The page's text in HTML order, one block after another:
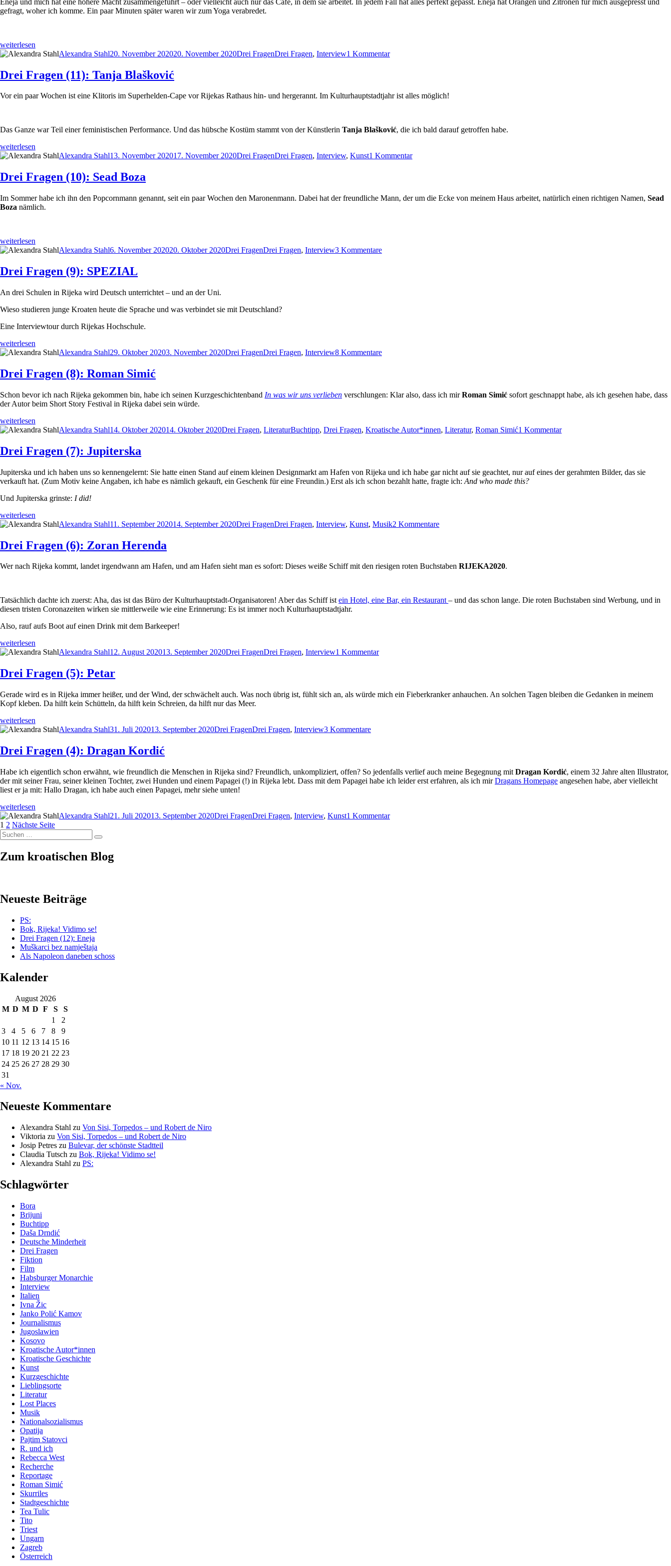
gefragt, woher ich komme. Ein paar Minuten später waren wir zum Yoga verabredet.
„Drei
Fragen
Eneja“
weiterlesen
Autor
Alexandra StahlVeröffentlicht
20. November 202020. November 2020Kategorien
Drei FragenSchlagwörter
Drei Fragen, Interview1 Kommentarzu
Drei Fragen (11): Tanja Blašković
Vor ein paar Wochen ist eine Klitoris im Superhelden-Cape vor Rijekas Rathaus hin- und hergerannt. Im Kulturhauptstadtjahr ist alles möglich!
Das Ganze war Teil einer feministischen Performance. Und das hübsche Kostüm stammt von der Künstlerin Tanja Blašković, die ich bald darauf getroffen habe.
„Drei
Fragen
Tanja
Blašković“
weiterlesen
Autor
Alexandra StahlVeröffentlicht
13. November 202017. November 2020Kategorien
Drei FragenSchlagwörter
Drei Fragen, Interview, Kunst1 Kommentarzu
Blašković
Drei Fragen (10): Sead Boza
Im Sommer habe ich ihn den Popcornmann genannt, seit ein paar Wochen den Maronenmann. Dabei hat der freundliche Mann, der um die Ecke von meinem Haus arbeitet, natürlich einen richtigen Namen, Sead
Boza nämlich.
„Drei
Fragen
Sead
Boza“
weiterlesen
Autor
Alexandra StahlVeröffentlicht
6. November 202020. Oktober 2020Kategorien
Drei FragenSchlagwörter
Drei Fragen, Interview3 Kommentarezu
Drei Fragen (9): SPEZIAL
An drei Schulen in Rijeka wird Deutsch unterrichtet – und an der Uni.
Wieso studieren junge Kroaten heute die Sprache und was verbindet sie mit Deutschland?
Eine Interviewtour durch Rijekas Hochschule.
„Drei
Fragen
SPEZIAL“
weiterlesen
Autor
Alexandra StahlVeröffentlicht
29. Oktober 20203. November 2020Kategorien
Drei FragenSchlagwörter
Drei Fragen, Interview8 Kommentarezu
Drei Fragen (8): Roman Simić
Schon bevor ich nach Rijeka gekommen bin, habe ich seinen Kurzgeschichtenband In was wir uns verlieben verschlungen: Klar also, dass ich mirRoman Simić sofort geschnappt habe, als ich gesehen habe, dass
der Autor beim Short Story Festival in Rijeka dabei sein würde.
„Drei
Fragen
Roman
Simić“
weiterlesen
Autor
Alexandra StahlVeröffentlicht
14. Oktober 202014. Oktober 2020Kategorien
Drei Fragen, LiteraturSchlagwörter
Buchtipp, Drei Fragen, Kroatische Autor*innen, Literatur, Roman Simić1 Kommentarzu
Simić
Drei Fragen (7): Jupiterska
Jupiterska und ich haben uns so kennengelernt: Sie hatte einen Stand auf einem kleinen Designmarkt am Hafen von Rijeka und ich habe gar nicht auf sie geachtet, nur auf eines der gerahmten Bilder, das sie
verkauft hat. (Zum Motiv keine Angaben, ich habe es nämlich gekauft, ein Geschenk für eine Freundin.) Erst als ich schon bezahlt hatte, fragte ich: And who made this?
Und Jupiterska grinste: I did!
„Drei
Fragen
Jupiterska“
weiterlesen
Autor
Alexandra StahlVeröffentlicht
11. September 202014. September 2020Kategorien
Drei FragenSchlagwörter
Drei Fragen, Interview, Kunst, Musik2 Kommentarezu
Drei Fragen (6): Zoran Herenda
Wer nach Rijeka kommt, landet irgendwann am Hafen, und am Hafen sieht man es sofort: Dieses weiße Schiff mit den riesigen roten Buchstaben RIJEKA2020.
Tatsächlich dachte ich zuerst: Aha, das ist das Büro der Kulturhauptstadt-Organisatoren! Aber das Schiff istein Hotel, eine Bar, ein Restaurant– und das schon lange. Die roten Buchstaben sind Werbung, und in
diesen tristen Coronazeiten wirken sie mittlerweile wie eine Erinnerung: Es ist immer noch Kulturhauptstadtjahr.
Also, rauf aufs Boot auf einen Drink mit dem Barkeeper!
„Drei
Fragen
Zoran
Herenda“
weiterlesen
Autor
Alexandra StahlVeröffentlicht
12. August 202013. September 2020Kategorien
Drei FragenSchlagwörter
Drei Fragen, Interview1 Kommentarzu
Herenda
Drei Fragen (5): Petar
Gerade wird es in Rijeka immer heißer, und der Wind, der schwächelt auch. Was noch übrig ist, fühlt sich an, als würde mich ein Fieberkranker anhauchen. An solchen Tagen bleiben die Gedanken in meinem
Kopf kleben. Da hilft kein Schütteln, da hilft kein Schreien, da hilft nur das Meer.
„Drei
Fragen
Petar“
weiterlesen
Autor
Alexandra StahlVeröffentlicht
31. Juli 202013. September 2020Kategorien
Drei FragenSchlagwörter
Drei Fragen, Interview3 Kommentarezu
Drei Fragen (4): Dragan Kordić
Habe ich eigentlich schon erwähnt, wie freundlich die Menschen in Rijeka sind? Freundlich, unkompliziert, offen? So jedenfalls verlief auch meine Begegnung mit Dragan Kordić, einem 32 Jahre alten Illustrator,
der mit seiner Frau, seiner kleinen Tochter, zwei Hunden und einem Papagei (!) in Rijeka lebt. Dass mit dem Papagei habe ich leider erst erfahren, als ich mirDragans Homepage angesehen habe, aber vielleicht
liest er ja mit: Hallo Dragan, ich habe auch einen Papagei, mehr siehe unten!
„Drei
Fragen
(4):
Dragan
Kordić“
weiterlesen
Autor
Alexandra StahlVeröffentlicht
21. Juli 202013. September 2020Kategorien
Drei FragenSchlagwörter
Drei Fragen, Interview, Kunst1 Kommentarzu
Seitennummerierung
der
Beiträge
Seite
1 Seite
2 Nächste Seite
Suchen
nach:
Suchen
Zum kroatischen Blog
Neueste Beiträge
PS:
Bok, Rijeka! Vidimo se!
Drei Fragen (12): Eneja
Muškarci bez namještaja
Als Napoleon daneben schoss
Kalender
August 2026
M D M D F S
S
1
2
3
4 5 6 7 8
9
10 11 12 13 14 15 16
17 18 19 20 21 22 23
24 25 26 27 28 29 30
31
« Nov.
Neueste Kommentare
Alexandra Stahl zu Von Sisi, Torpedos – und Robert de Niro
Viktoria zu Von Sisi, Torpedos – und Robert de Niro
Josip Petres zu Bulevar, der schönste Stadtteil
Claudia Tutsch zu Bok, Rijeka! Vidimo se!
Alexandra Stahl zu PS:
Schlagwörter
Bora
Brijuni
Buchtipp
Daša Drndić
Deutsche Minderheit
Drei Fragen
Fiktion
Film
Habsburger Monarchie
Interview
Italien
Ivna Žic
Janko Polić Kamov
Journalismus
Jugoslawien
Kosovo
Kroatische Autor*innen
Kroatische Geschichte
Kunst
Kurzgeschichte
Lieblingsorte
Literatur
Lost Places
Musik
Nationalsozialismus
Opatija
Pajtim Statovci
R. und ich
Rebecca West
Recherche
Reportage
Roman Simić
Skurriles
Stadtgeschichte
Tea Tulic
Tito
Triest
Ungarn
Zagreb
Österreich